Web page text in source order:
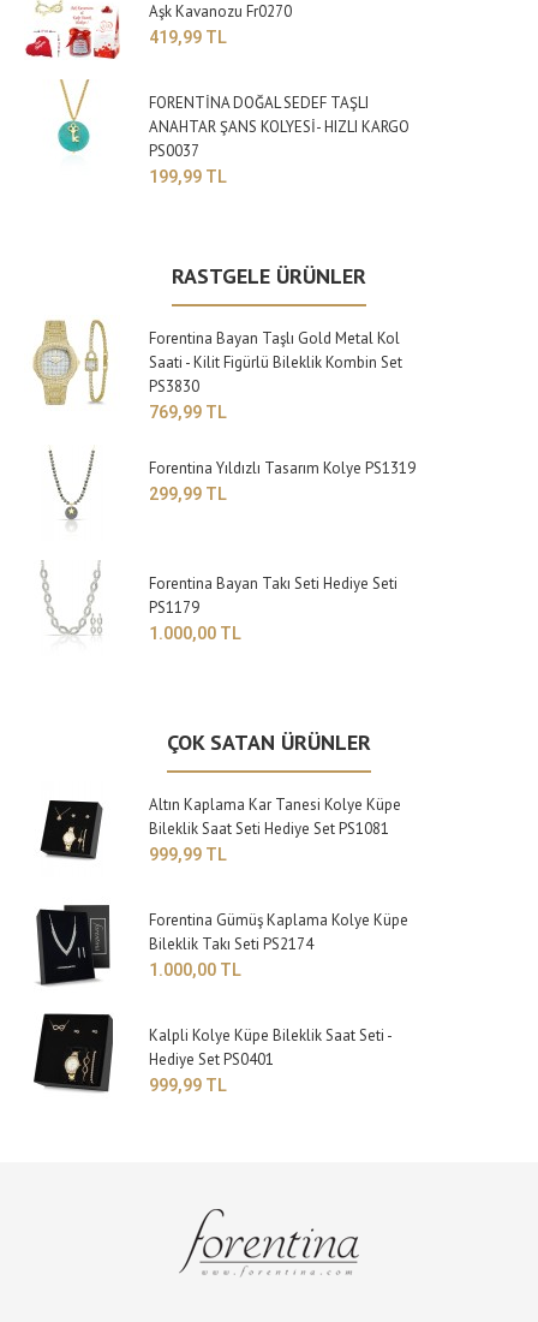
Aşk Kavanozu Fr0270
419,99 TL
FORENTİNA DOĞAL SEDEF TAŞLI
ANAHTAR ŞANS KOLYESİ- HIZLI KARGO
PS0037
199,99 TL
RASTGELE ÜRÜNLER
Forentina Bayan Taşlı Gold Metal Kol
Saati - Kilit Figürlü Bileklik Kombin Set
PS3830
769,99 TL
Forentina Yıldızlı Tasarım Kolye PS1319
299,99 TL
Forentina Bayan Takı Seti Hediye Seti
PS1179
1.000,00 TL
ÇOK SATAN ÜRÜNLER
Altın Kaplama Kar Tanesi Kolye Küpe
Bileklik Saat Seti Hediye Set PS1081
999,99 TL
Forentina Gümüş Kaplama Kolye Küpe
Bileklik Takı Seti PS2174
1.000,00 TL
Kalpli Kolye Küpe Bileklik Saat Seti -
Hediye Set PS0401
999,99 TL